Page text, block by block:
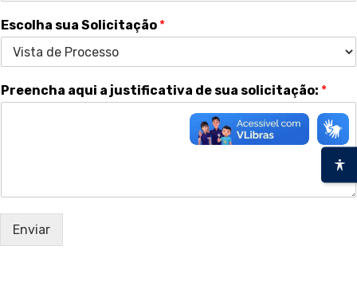
Escolha sua Solicitação *
Preencha aqui a justificativa de sua solicitação: *
Enviar